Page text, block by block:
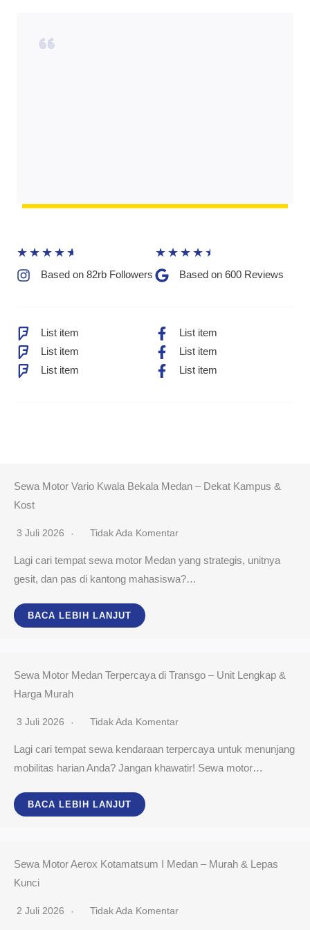
★ ★ ★ ★ ★
Based on 82rb Followers​
★ ★ ★ ★ ★
Based on 600 Reviews​
List item
List item
List item
List item
List item
List item
Sewa Motor Vario Kwala Bekala Medan – Dekat Kampus &
Kost
3 Juli 2026 Tidak Ada Komentar
Lagi cari tempat sewa motor Medan yang strategis, unitnya
gesit, dan pas di kantong mahasiswa?…
BACA LEBIH LANJUT
Sewa Motor Medan Terpercaya di Transgo – Unit Lengkap &
Harga Murah
3 Juli 2026 Tidak Ada Komentar
Lagi cari tempat sewa kendaraan terpercaya untuk menunjang
mobilitas harian Anda? Jangan khawatir! Sewa motor…
BACA LEBIH LANJUT
Sewa Motor Aerox Kotamatsum I Medan – Murah & Lepas
Kunci
2 Juli 2026 Tidak Ada Komentar